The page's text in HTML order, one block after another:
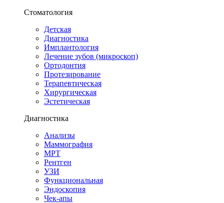
Стоматология
Детская
Диагностика
Имплантология
Лечение зубов (микроскоп)
Ортодонтия
Протезирование
Терапевтическая
Хирургическая
Эстетическая
Диагностика
Анализы
Маммография
МРТ
Рентген
УЗИ
Функциональная
Эндоскопия
Чек-апы